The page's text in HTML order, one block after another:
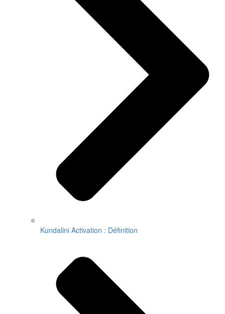
Kundalini Activation : Définition